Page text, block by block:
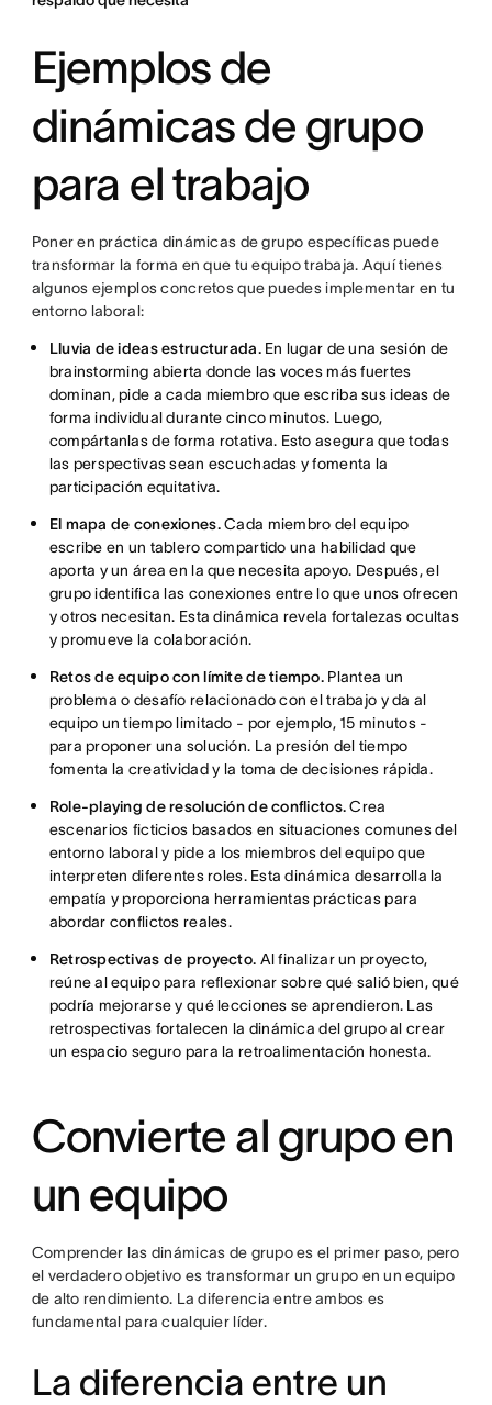
Ejemplos de
dinámicas de grupo
para el trabajo
Poner en práctica dinámicas de grupo específicas puede
transformar la forma en que tu equipo trabaja. Aquí tienes
algunos ejemplos concretos que puedes implementar en tu
entorno laboral:
Lluvia de ideas estructurada.En lugar de una sesión de
brainstorming abierta donde las voces más fuertes
dominan, pide a cada miembro que escriba sus ideas de
forma individual durante cinco minutos. Luego,
compártanlas de forma rotativa. Esto asegura que todas
las perspectivas sean escuchadas y fomenta la
participación equitativa.
El mapa de conexiones.Cada miembro del equipo
escribe en un tablero compartido una habilidad que
aporta y un área en la que necesita apoyo. Después, el
grupo identifica las conexiones entre lo que unos ofrecen
y otros necesitan. Esta dinámica revela fortalezas ocultas
y promueve la colaboración.
Retos de equipo con límite de tiempo. Plantea un
problema o desafío relacionado con el trabajo y da al
equipo un tiempo limitado - por ejemplo, 15 minutos -
para proponer una solución. La presión del tiempo
fomenta la creatividad y la toma de decisiones rápida.
Role-playing de resolución de conflictos.Crea
escenarios ficticios basados en situaciones comunes del
entorno laboral y pide a los miembros del equipo que
interpreten diferentes roles. Esta dinámica desarrolla la
empatía y proporciona herramientas prácticas para
abordar conflictos reales.
Retrospectivas de proyecto. Al finalizar un proyecto,
reúne al equipo para reflexionar sobre qué salió bien, qué
podría mejorarse y qué lecciones se aprendieron. Las
retrospectivas fortalecen la dinámica del grupo al crear
un espacio seguro para la retroalimentación honesta.
Convierte al grupo en
un equipo
Comprender las dinámicas de grupo es el primer paso, pero
el verdadero objetivo es transformar un grupo en un equipo
de alto rendimiento. La diferencia entre ambos es
fundamental para cualquier líder.
La diferencia entre un